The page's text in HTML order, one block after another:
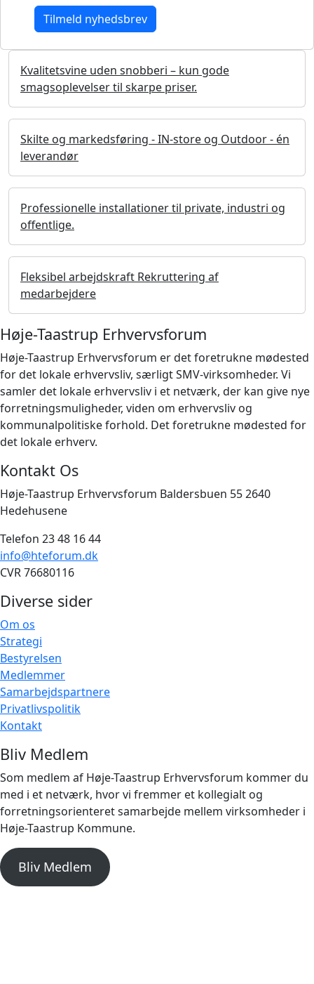
Kvalitetsvine uden snobberi – kun gode
smagsoplevelser til skarpe priser.
Skilte og markedsføring - IN-store og Outdoor - én
leverandør
Professionelle installationer til private, industri og
offentlige.
Fleksibel arbejdskraft Rekruttering af
medarbejdere
Høje-Taastrup Erhvervsforum
Høje-Taastrup Erhvervsforum er det foretrukne mødested
for det lokale erhvervsliv, særligt SMV-virksomheder. Vi
samler det lokale erhvervsliv i et netværk, der kan give nye
forretningsmuligheder, viden om erhvervsliv og
kommunalpolitiske forhold. Det foretrukne mødested for
det lokale erhverv.
Kontakt Os
Høje-Taastrup Erhvervsforum Baldersbuen 55 2640
Hedehusene
Telefon 23 48 16 44
info@hteforum.dk
CVR 76680116
Diverse sider
Om os
Strategi
Bestyrelsen
Medlemmer
Samarbejdspartnere
Privatlivspolitik
Kontakt
Bliv Medlem
Som medlem af Høje-Taastrup Erhvervsforum kommer du
med i et netværk, hvor vi fremmer et kollegialt og
forretningsorienteret samarbejde mellem virksomheder i
Høje-Taastrup Kommune.
Bliv Medlem